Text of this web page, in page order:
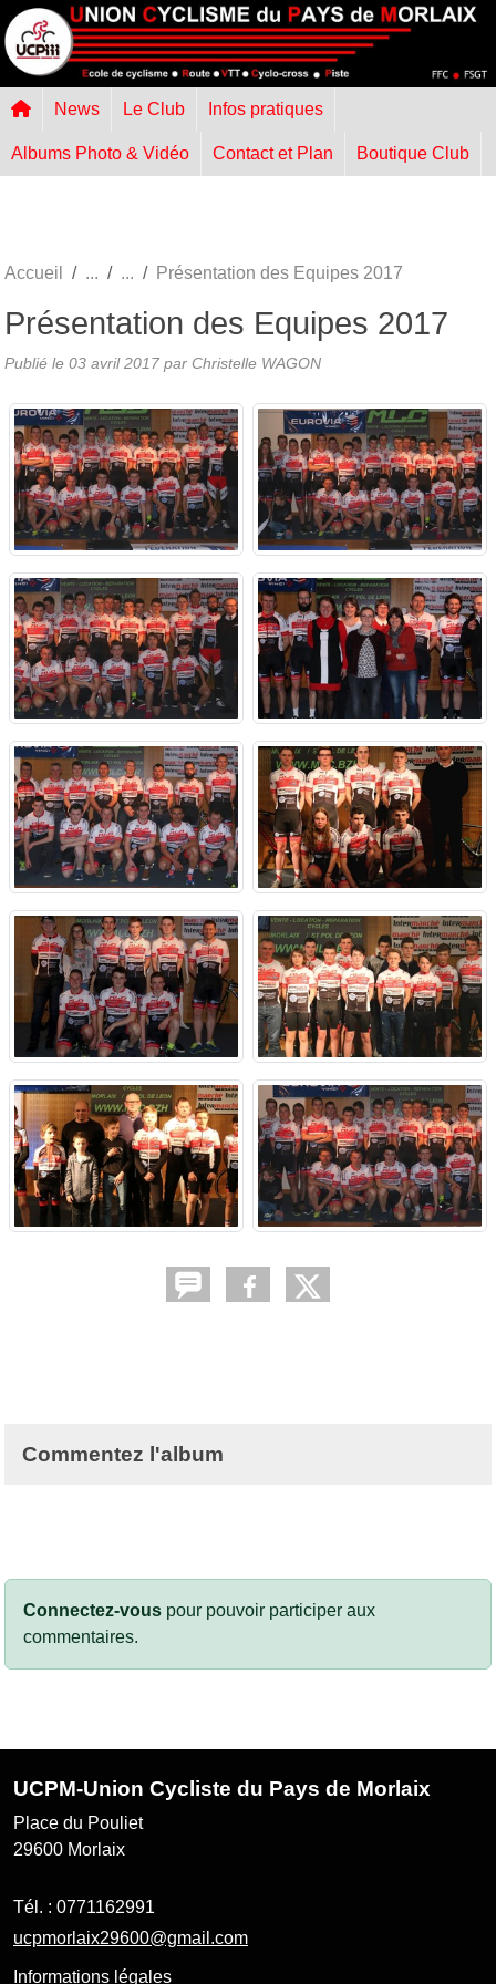
News Le Club Infos pratiques
Albums Photo & Vidéo Contact et Plan Boutique Club
Accueil Présentation des Equipes 2017
Présentation des Equipes 2017
Publié le 03 avril 2017 par Christelle WAGON
Commentez l'album
Connectez-vous pour pouvoir participer aux
commentaires.
UCPM-Union Cycliste du Pays de Morlaix
Place du Pouliet
29600 Morlaix
Tél. : 0771162991
ucpmorlaix29600@gmail.com
Informations légales
Panneau de gestion des cookies